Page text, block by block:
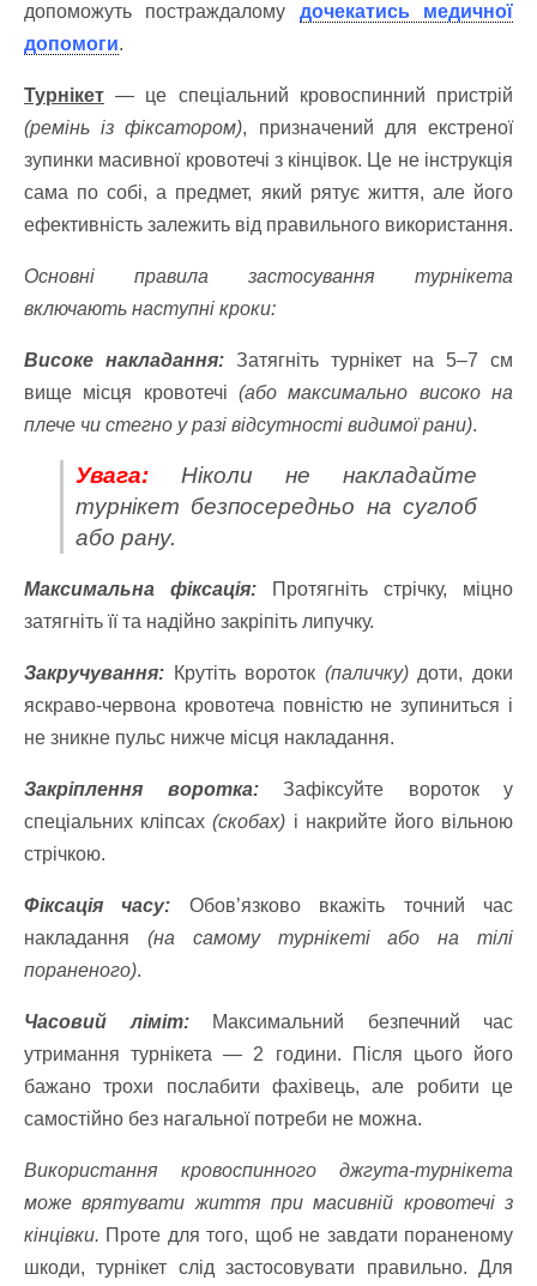
допоможуть постраждалому дочекатись медичної
допомоги.
Турнікет — це спеціальний кровоспинний пристрій
(ремінь із фіксатором), призначений для екстреної
зупинки масивної кровотечі з кінцівок. Це не інструкція
сама по собі, а предмет, який рятує життя, але його
ефективність залежить від правильного використання.
Основні правила застосування турнікета
включають наступні кроки:
Високе накладання:Затягніть турнікет на 5–7 см
вище місця кровотечі (або максимально високо на
плече чи стегно у разі відсутності видимої рани).
Увага: Ніколи не накладайте
турнікет безпосередньо на суглоб
або рану.
Максимальна фіксація: Протягніть стрічку, міцно
затягніть її та надійно закріпіть липучку.
Закручування: Крутіть вороток (паличку)доти, доки
яскраво-червона кровотеча повністю не зупиниться і
не зникне пульс нижче місця накладання.
Закріплення воротка:Зафіксуйте вороток у
спеціальних кліпсах(скобах) і накрийте його вільною
стрічкою.
Фіксація часу: Обов’язково вкажіть точний час
накладання (на самому турнікеті або на тілі
пораненого).
Часовий ліміт:Максимальний безпечний час
утримання турнікета — 2 години. Після цього його
бажано трохи послабити фахівець, але робити це
самостійно без нагальної потреби не можна.
Використання кровоспинного джгута-турнікета
може врятувати життя при масивній кровотечі з
кінцівки. Проте для того, щоб не завдати пораненому
шкоди, турнікет слід застосовувати правильно. Для